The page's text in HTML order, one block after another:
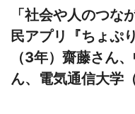
「社会や人のつな
民アプリ『ちょぷ
（3年）齋藤さん
ん、電気通信大学